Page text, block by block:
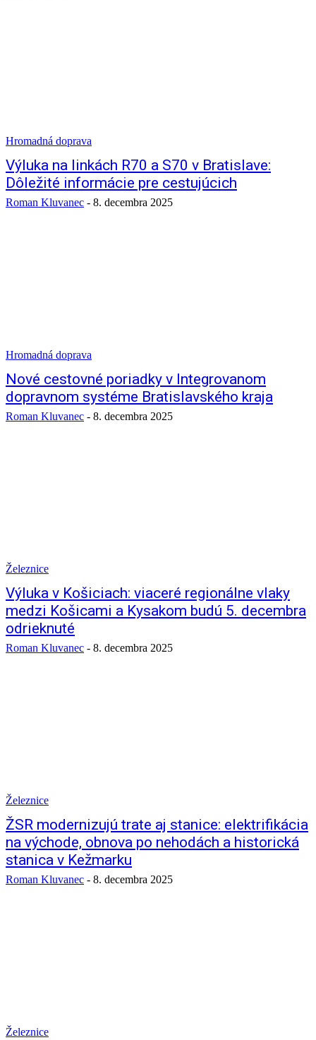
Hromadná doprava
Výluka na linkách R70 a S70 v Bratislave:
Dôležité informácie pre cestujúcich
Roman Kluvanec - 8. decembra 2025
Hromadná doprava
Nové cestovné poriadky v Integrovanom
dopravnom systéme Bratislavského kraja
Roman Kluvanec - 8. decembra 2025
Železnice
Výluka v Košiciach: viaceré regionálne vlaky
medzi Košicami a Kysakom budú 5. decembra
odrieknuté
Roman Kluvanec - 8. decembra 2025
Železnice
ŽSR modernizujú trate aj stanice: elektrifikácia
na východe, obnova po nehodách a historická
stanica v Kežmarku
Roman Kluvanec - 8. decembra 2025
Železnice